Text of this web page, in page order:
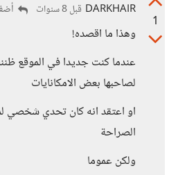
1
DARKHAIR قبل 8 سنوات
وهذا ما اقصده!
عندما كنت جديدا في الموقع
لصاحبها بعض الامكانايات
او اعتقد انه كان تحدي شخصي
الصراحة
ولكن عموما